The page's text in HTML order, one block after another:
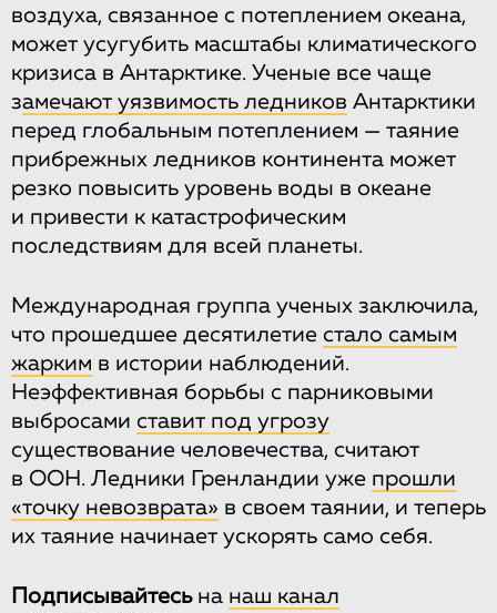
воздуха, связанное с потеплением океана,
может усугубить масштабы климатического
кризиса в Антарктике. Ученые все чаще
замечают уязвимость ледников Антарктики
перед глобальным потеплением — таяние
прибрежных ледников континента может
резко повысить уровень воды в океане
и привести к катастрофическим
последствиям для всей планеты.
Международная группа ученых заключила,
что прошедшее десятилетие стало самым
жарким в истории наблюдений.
Неэффективная борьбы с парниковыми
выбросами ставит под угрозу
существование человечества, считают
в ООН. Ледники Гренландии уже прошли
«точку невозврата» в своем таянии, и теперь
их таяние начинает ускорять само себя.
Подписывайтесьна наш канал